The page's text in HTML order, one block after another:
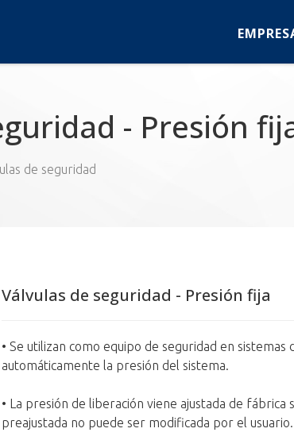
- Presión
de seguridad
Válvulas de seguridad - Presión fija
• Se utilizan como equipo de seguridad en
automáticamente la presión del sistema.
• La presión de liberación viene ajustada de
preajustada no puede ser modificada por el usuario.